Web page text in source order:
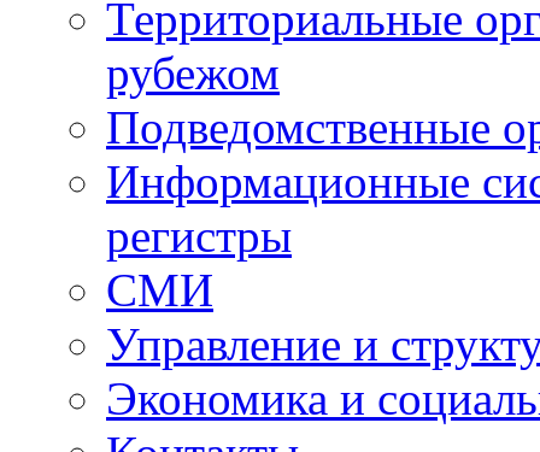
Территориальные
рубежом
Подведомственные
Информационные
регистры
СМИ
Управление и
Экономика и